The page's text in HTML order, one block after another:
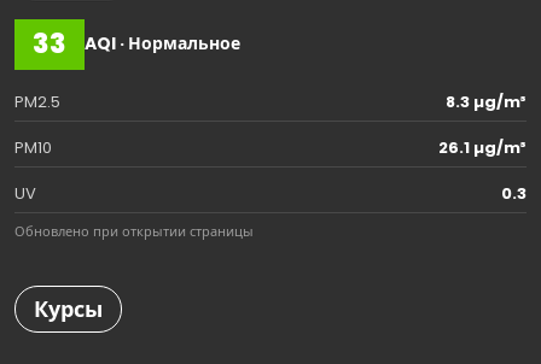
33 AQI · Нормальное
PM2.5
8.3 µg/m³
PM10
26.1 µg/m³
UV
0.3
Обновлено при открытии страницы
Курсы